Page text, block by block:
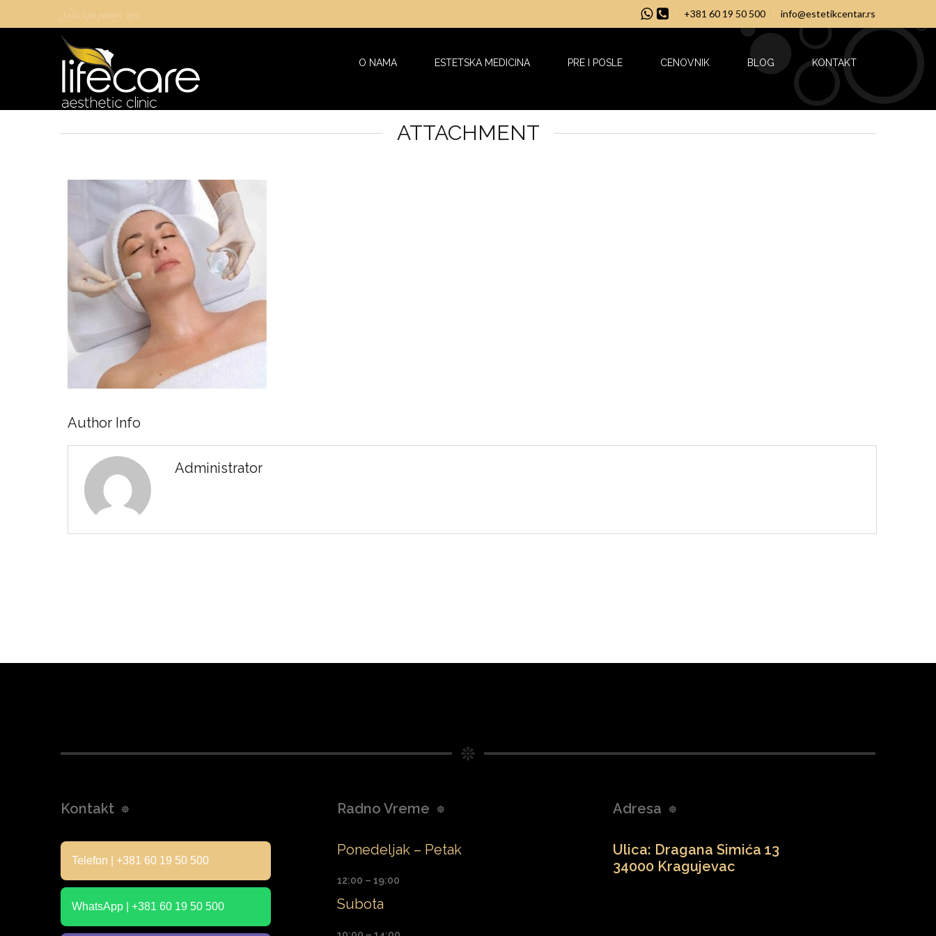
Gde lepo postaje lepse +381 60 19 50 500 info@estetikcentar.rs
O NAMA ESTETSKA MEDICINA PRE I POSLE CENOVNIK BLOG KONTAKT
ATTACHMENT
Author Info
Administrator
Kontakt
Telefon | +381 60 19 50 500
WhatsApp | +381 60 19 50 500
Radno Vreme
Ponedeljak – Petak
12:00 – 19:00
Subota
Adresa
Ulica: Dragana Simića 13
34000 Kragujevac